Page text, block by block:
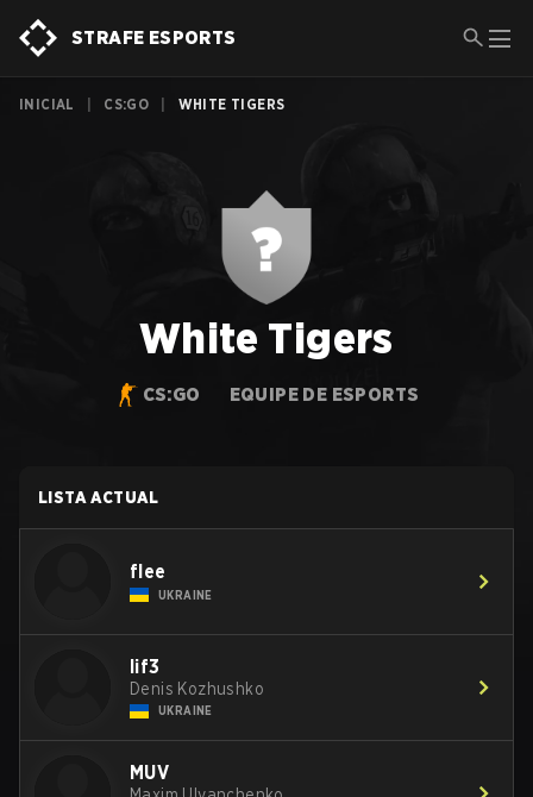
STRAFE ESPORTS
INICIAL CS:GO WHITE TIGERS
White Tigers
CS:GO EQUIPE DE ESPORTS
LISTA ACTUAL
flee
UKRAINE
lif3
Denis Kozhushko
UKRAINE
MUV